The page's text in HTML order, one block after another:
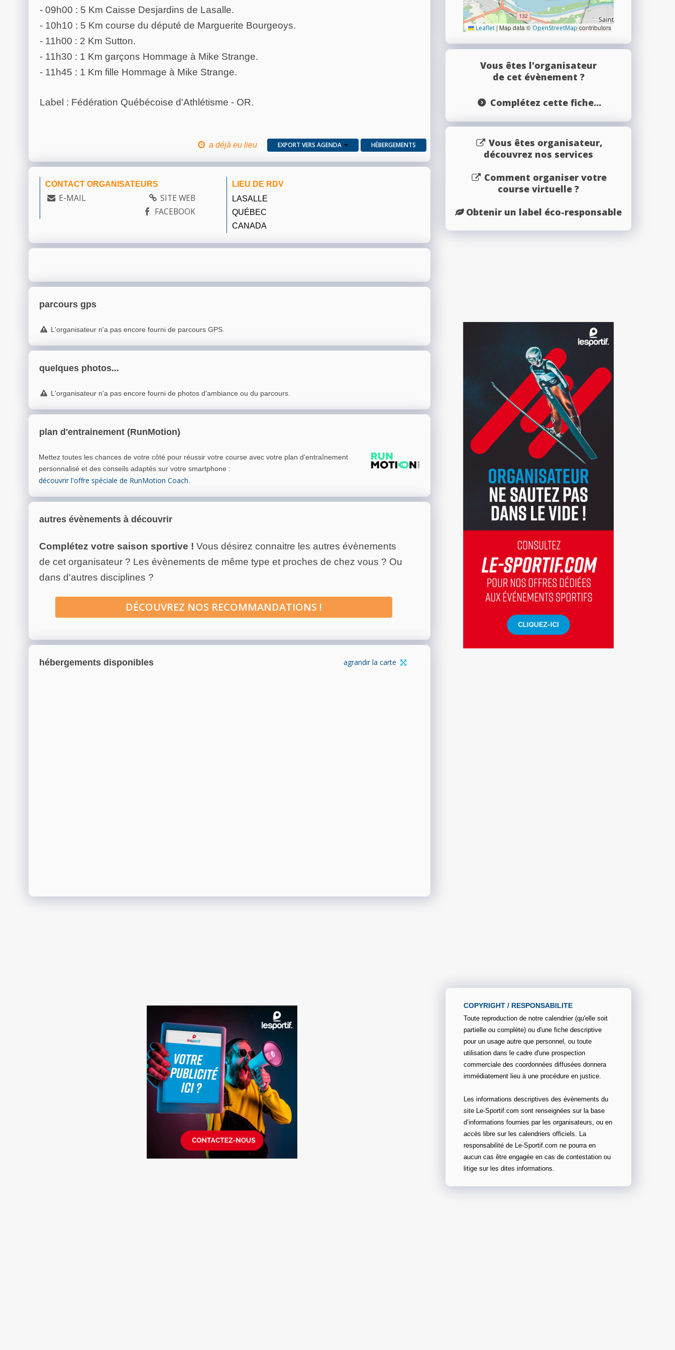
- 09h00 : 5 Km Caisse Desjardins de Lasalle.
- 10h10 : 5 Km course du député de Marguerite Bourgeoys.
- 11h00 : 2 Km Sutton.
- 11h30 : 1 Km garçons Hommage à Mike Strange.
- 11h45 : 1 Km fille Hommage à Mike Strange.
Label : Fédération Québécoise d'Athlétisme - OR.
a déjà eu lieu EXPORT VERS AGENDA HÉBERGEMENTS
CONTACT ORGANISATEURS
E-MAIL
SITE WEB
FACEBOOK
LIEU DE RDV
LASALLE
QUÉBEC
CANADA
parcours gps
L'organisateur n'a pas encore fourni de parcours GPS.
quelques photos...
L'organisateur n'a pas encore fourni de photos d'ambiance ou du parcours.
plan d'entrainement (RunMotion)
Mettez toutes les chances de votre côté pour réussir votre course avec votre plan d'entraînement
personnalisé et des conseils adaptés sur votre smartphone :
découvrir l'offre spéciale de RunMotion Coach.
autres évènements à découvrir
Complétez votre saison sportive ! Vous désirez connaitre les autres évènements
de cet organisateur ? Les évènements de même type et proches de chez vous ? Ou
dans d'autres disciplines ?
DÉCOUVREZ NOS RECOMMANDATIONS !
hébergements disponibles agrandir la carte
Leaflet | Map data ©OpenStreetMap contributors
Vous êtes l'organisateur
de cet évènement ?
Complétez cette fiche...
Vous êtes organisateur,
découvrez nos services
Comment organiser votre
course virtuelle ?
Obtenir un label éco-responsable
COPYRIGHT / RESPONSABILITE
Toute reproduction de notre calendrier (qu'elle soit
partielle ou complète) ou d'une fiche descriptive
pour un usage autre que personnel, ou toute
utilisation dans le cadre d'une prospection
commerciale des coordonnées diffusées donnera
immédiatement lieu à une procédure en justice.
Les informations descriptives des évènements du
site Le-Sportif.com sont renseignées sur la base
d’informations fournies par les organisateurs, ou en
accès libre sur les calendriers officiels. La
responsabilité de Le-Sportif.com ne pourra en
aucun cas être engagée en cas de contestation ou
litige sur les dites informations.